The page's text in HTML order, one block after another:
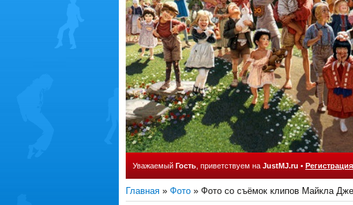
Уважаемый Гость , приветствуем на JustMJ.ru • Регистрация
Главная » Фото » Фото со съёмок клипов Майкла